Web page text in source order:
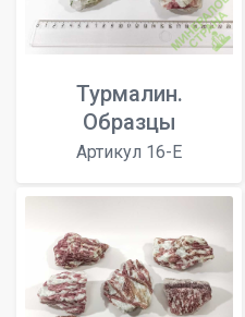
Турмалин.
Образцы
Артикул 16-E